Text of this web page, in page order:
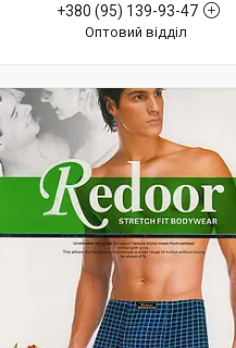
+380 (95) 139-93-47
Оптовий відділ